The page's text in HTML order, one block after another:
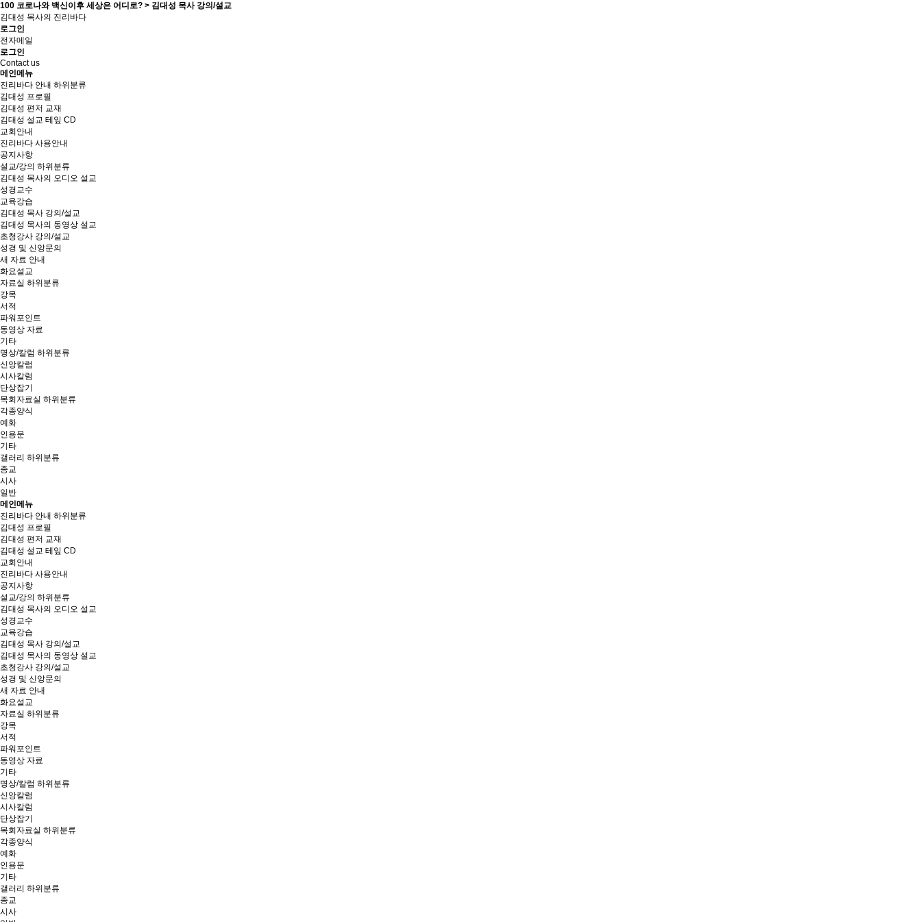
100 코로나와 백신이후 세상은 어디로? > 김대성 목사 강의/설교
김대성 목사의 진리바다
로그인
전자메일
로그인
Contact us
메인메뉴
진리바다 안내 하위분류
김대성 프로필
김대성 편저 교재
김대성 설교 테잎 CD
교회안내
진리바다 사용안내
공지사항
설교/강의 하위분류
김대성 목사의 오디오 설교
성경교수
교육강습
김대성 목사 강의/설교
김대성 목사의 동영상 설교
초청강사 강의/설교
성경 및 신앙문의
새 자료 안내
화요설교
자료실 하위분류
강목
서적
파워포인트
동영상 자료
기타
명상/칼럼 하위분류
신앙칼럼
시사칼럼
단상잡기
목회자료실 하위분류
각종양식
예화
인용문
기타
갤러리 하위분류
종교
시사
일반
메인메뉴
진리바다 안내 하위분류
김대성 프로필
김대성 편저 교재
김대성 설교 테잎 CD
교회안내
진리바다 사용안내
공지사항
설교/강의 하위분류
김대성 목사의 오디오 설교
성경교수
교육강습
김대성 목사 강의/설교
김대성 목사의 동영상 설교
초청강사 강의/설교
성경 및 신앙문의
새 자료 안내
화요설교
자료실 하위분류
강목
서적
파워포인트
동영상 자료
기타
명상/칼럼 하위분류
신앙칼럼
시사칼럼
단상잡기
목회자료실 하위분류
각종양식
예화
인용문
기타
갤러리 하위분류
종교
시사